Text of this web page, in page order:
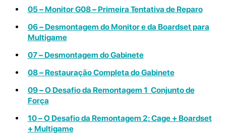
05 – Monitor G08 – Primeira Tentativa de Reparo
06 – Desmontagem do Monitor e da Boardset para
Multigame
07 – Desmontagem do Gabinete
08 – Restauração Completa do Gabinete
09 – O Desafio da Remontagem 1 Conjunto de
Força
10 – O Desafio da Remontagem 2: Cage + Boardset
+ Multigame